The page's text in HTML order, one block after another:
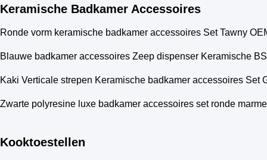
Keramische Badkamer Accessoires
Ronde vorm keramische badkamer accessoires Set Tawny
Blauwe badkamer accessoires Zeep dispenser Keramische
Kaki Verticale strepen Keramische badkamer accessoires
Zwarte polyresine luxe badkamer accessoires set ronde
Kooktoestellen